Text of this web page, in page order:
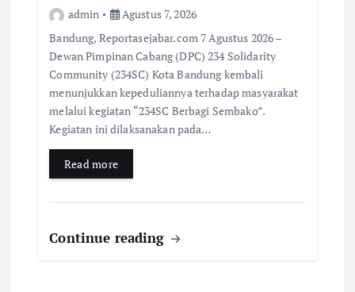
admin
Agustus 7, 2026
Bandung, Reportasejabar.com 7 Agustus 2026 –
Dewan Pimpinan Cabang (DPC) 234 Solidarity
Community (234SC) Kota Bandung kembali
menunjukkan kepeduliannya terhadap masyarakat
melalui kegiatan “234SC Berbagi Sembako”.
Kegiatan ini dilaksanakan pada…
Read more
Continue reading